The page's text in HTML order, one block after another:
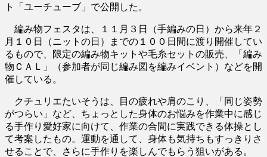
ト「ユーチューブ」で公開した。
編み物フェスタは、１１月３日（手編みの日）から来年２
月１０日（ニットの日）までの１００日間に渡り開催してい
るもので、限定の編み物キットや毛糸セットの販売、「編み
物ＣＡＬ」（参加者が同じ編み図を編みイベント）などを開
催している。
クチュリエたいそうは、目の疲れや肩のこり、「同じ姿勢
がつらい」など、ちょっとした身体のお悩みを作業中に感じ
る手作り愛好家に向けて、作業の合間に実践できる体操とし
て考案したもの。運動を通して、身体も気持ちもすっきりさ
せることで、さらに手作りを楽しんでもらう狙いがある。